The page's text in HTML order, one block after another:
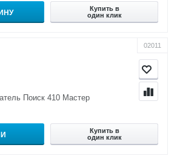
Купить в
один клик
02011
Поиск 410 Мастер
Купить в
один клик